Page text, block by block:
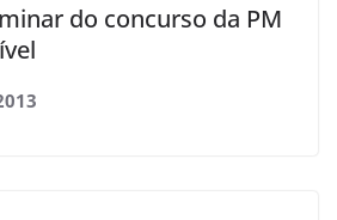
do concurso da PM